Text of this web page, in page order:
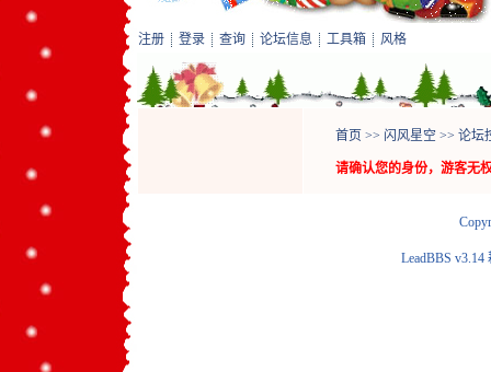
注册 登录 查询 论坛信息 工具箱 风格
首页 >> 闪风星空 >> 论坛
请确认您的身份，游客无
LeadBBS v3.14